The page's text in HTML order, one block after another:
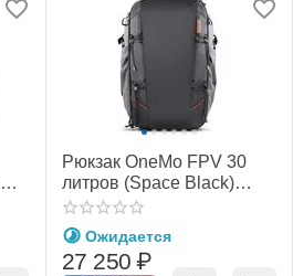
Рюкзак OneMo FPV 30
литров (Space Black)
(PGYTECH P-CB-118)
Ожидается
27 250 ₽